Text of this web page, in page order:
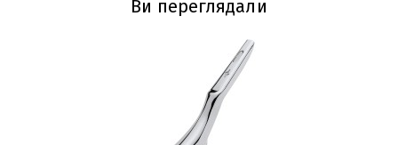
Ви переглядали